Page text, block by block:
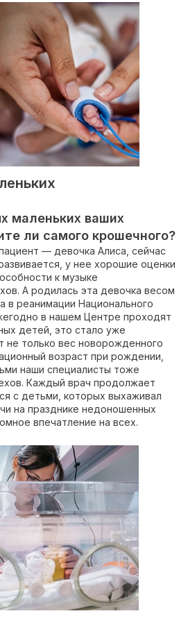
маленьких ваших
ли самого крошечного?
— девочка Алиса, сейчас
у нее хорошие оценки
к музыке
А родилась эта девочка весом
в реанимации Национального
в нашем Центре проходят
детей, это стало уже
не только вес новорожденного
возраст при рождении,
наши специалисты тоже
Каждый врач продолжает
с детьми, которых выхаживал
на празднике недоношенных
впечатление на всех.